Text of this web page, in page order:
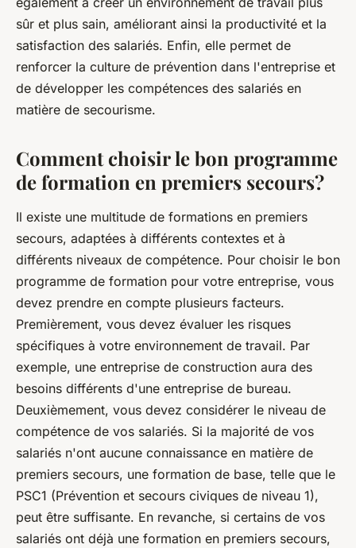
sûr et plus sain, améliorant ainsi la productivité et la
satisfaction des salariés. Enfin, elle permet de
renforcer la culture de prévention dans l'entreprise et
de développer les compétences des salariés en
matière de secourisme.
Comment choisir le bon programme
de formation en premiers secours?
Il existe une multitude de formations en premiers
secours, adaptées à différents contextes et à
différents niveaux de compétence. Pour choisir le bon
programme de formation pour votre entreprise, vous
devez prendre en compte plusieurs facteurs.
Premièrement, vous devez évaluer les risques
spécifiques à votre environnement de travail. Par
exemple, une entreprise de construction aura des
besoins différents d'une entreprise de bureau.
Deuxièmement, vous devez considérer le niveau de
compétence de vos salariés. Si la majorité de vos
salariés n'ont aucune connaissance en matière de
premiers secours, une formation de base, telle que le
PSC1 (Prévention et secours civiques de niveau 1),
peut être suffisante. En revanche, si certains de vos
salariés ont déjà une formation en premiers secours,